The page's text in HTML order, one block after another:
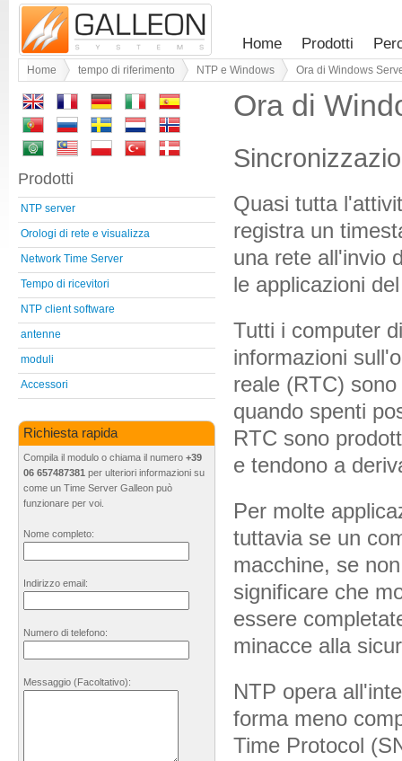
Home Prodotti
Home tempo di riferimento NTP e Windows Ora di Windows
Ora di
Quasi tutta
registra un
una rete all'invio
le applicazioni
Tutti i computer
informazioni
reale (RTC)
quando spenti
RTC sono
e tendono a
Per molte
tuttavia se un
macchine, se
significare che
essere
minacce alla
NTP opera
forma meno
Time Protocol
Prodotti
NTP server
Orologi di rete e visualizza
Network Time Server
Tempo di ricevitori
NTP client software
antenne
moduli
Accessori
Richiesta rapida
Compila il modulo o chiama il numero +39
06 657487381 per ulteriori informazioni su
come un Time Server Galleon può
funzionare per voi.
Nome completo:
Indirizzo email:
Numero di telefono:
Messaggio (Facoltativo):